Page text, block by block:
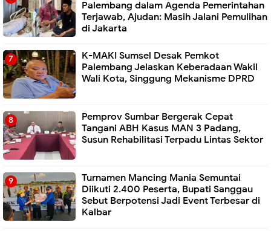
Palembang dalam Agenda Pemerintahan
Terjawab, Ajudan: Masih Jalani Pemulihan
di Jakarta
K-MAKI Sumsel Desak Pemkot
Palembang Jelaskan Keberadaan Wakil
Wali Kota, Singgung Mekanisme DPRD
Pemprov Sumbar Bergerak Cepat
Tangani ABH Kasus MAN 3 Padang,
Susun Rehabilitasi Terpadu Lintas Sektor
Turnamen Mancing Mania Semuntai
Diikuti 2.400 Peserta, Bupati Sanggau
Sebut Berpotensi Jadi Event Terbesar di
Kalbar